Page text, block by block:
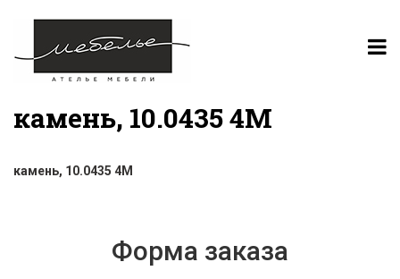
камень, 10.0435 4M
камень, 10.0435 4M
Форма заказа